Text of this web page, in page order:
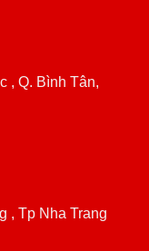
, Q. Bình Tân,
, Tp Nha Trang